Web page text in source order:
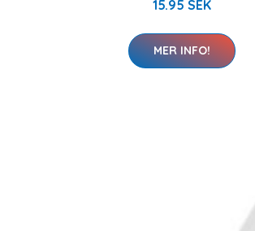
15.95 SEK
MER INFO!